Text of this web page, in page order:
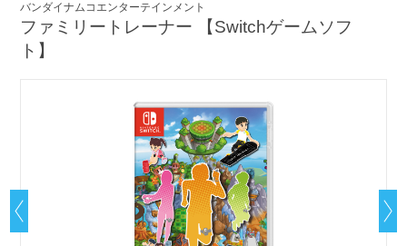
バンダイナムコエンターテインメント
ファミリートレーナー 【Switchゲームソフ
ト】